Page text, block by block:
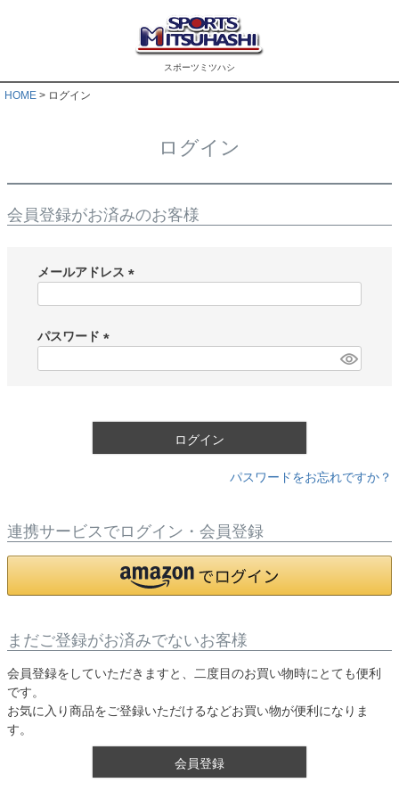
スポーツミツハシ
HOME ログイン
ログイン
会員登録がお済みのお客様
メールアドレス
)
パスワード
ログイン
パスワードをお忘れですか？
連携サービスでログイン・会員登録
まだご登録がお済みでないお客様
会員登録をしていただきますと、二度目のお買い物時にとても便利
です。
お気に入り商品をご登録いただけるなどお買い物が便利になりま
す。
会員登録